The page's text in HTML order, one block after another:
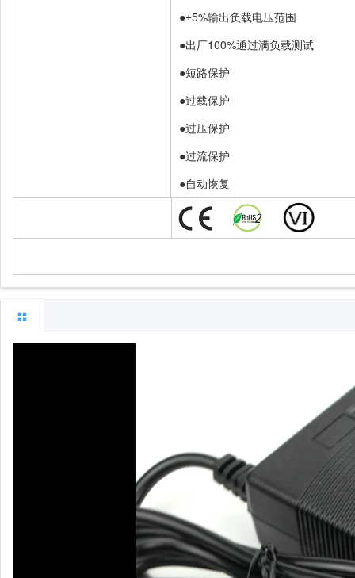
●±5%输出负载电压范围
●出厂100%通过满负载测试
●短路保护
●过载保护
●过压保护
●过流保护
●自动恢复